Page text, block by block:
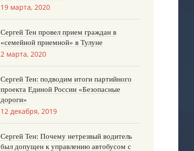
19 марта, 2020
Сергей Тен провел прием граждан в
«семейной приемной» в Тулуне
2 марта, 2020
Сергей Тен: подводим итоги партийного
проекта Единой России «Безопасные
дороги»
12 декабря, 2019
Сергей Тен: Почему нетрезвый водитель
был допущен к управлению автобусом с